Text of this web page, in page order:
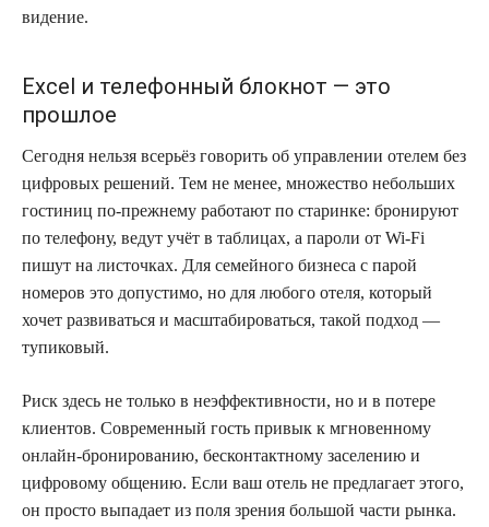
видение.
Excel и телефонный блокнот — это
прошлое
Сегодня нельзя всерьёз говорить об управлении отелем без
цифровых решений. Тем не менее, множество небольших
гостиниц по-прежнему работают по старинке: бронируют
по телефону, ведут учёт в таблицах, а пароли от Wi-Fi
пишут на листочках. Для семейного бизнеса с парой
номеров это допустимо, но для любого отеля, который
хочет развиваться и масштабироваться, такой подход —
тупиковый.
Риск здесь не только в неэффективности, но и в потере
клиентов. Современный гость привык к мгновенному
онлайн-бронированию, бесконтактному заселению и
цифровому общению. Если ваш отель не предлагает этого,
он просто выпадает из поля зрения большой части рынка.